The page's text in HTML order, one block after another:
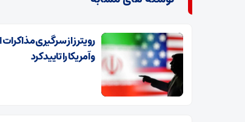
رویترز از سرگیری مذاکرات
و آمریکا را تایید کرد